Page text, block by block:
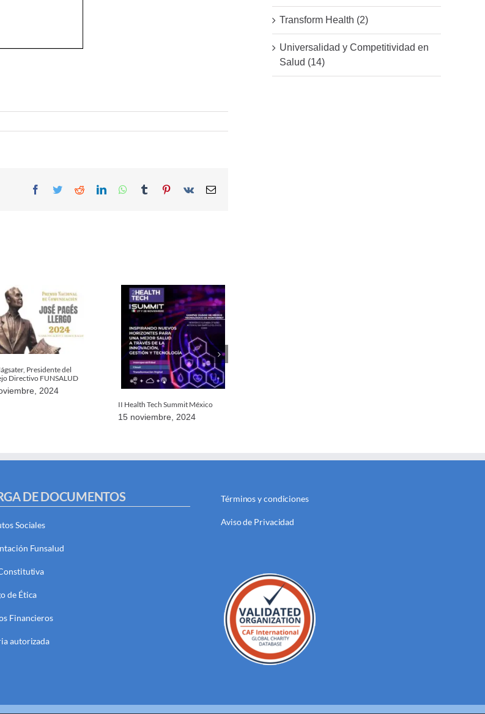
Facebook
TwitterRedditLinkedInWhatsApp
Tumblr Pinterest
Vk Email
Presidente del
Directivo FUNSALUD
2024
II Health Tech Summit México
15 noviembre, 2024
Transform Health (2)
Universalidad y Competitividad en
Salud (14)
DE DOCUMENTOS
Sociales
Funsalud
de Ética
Financieros
autorizada
Términos y condiciones
Aviso de Privacidad